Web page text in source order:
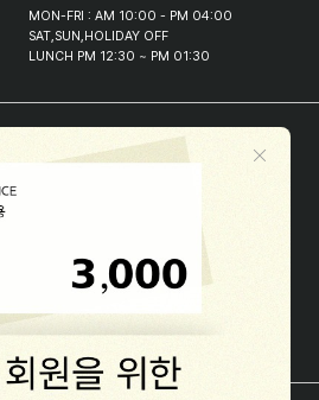
MON-FRI : AM 10:00 - PM 04:00
SAT,SUN,HOLIDAY OFF
LUNCH PM 12:30 ~ PM 01:30
로-1384 호[사업자정보확인]